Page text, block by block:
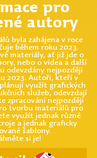
pro
autory
byla zahájena v roce
během roku 2023.
materiály, ať již jde o
nebo o videa a další
odevzdány nejpozději
2023. Autoři, kteří v
využít grafických
služeb, odevzdají
zpracování nejpozději
tvorbu materiálů pro
využít jednak různé
a jednak graficky
šablony.
si je!